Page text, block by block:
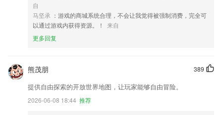
自
马坚承 ：游戏的商城系统合理，不会让我觉得被强制消费，完全可
以通过游戏内获得资源。！
来自
更多回复
389
熊茂朋
提供自由探索的开放世界地图，让玩家能够自由冒险。
2026-06-08 18:44 推荐